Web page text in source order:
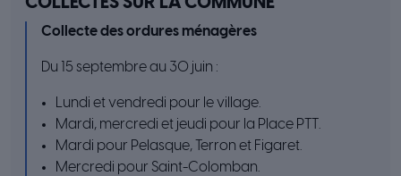
Collecte des ordures ménagères
Du 15 septembre au 30 juin :
Lundi et vendredi pour le village.
Mardi, mercredi et jeudi pour la Place PTT.
Mardi pour Pelasque, Terron et Figaret.
Mercredi pour Saint-Colomban.